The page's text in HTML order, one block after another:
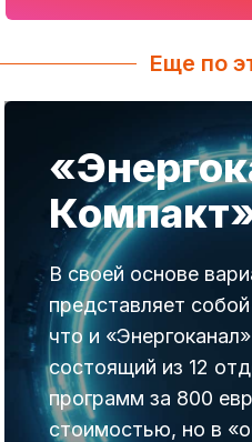
Еще по
В своей основе
представляет
что и
состоящий из 12
программ за 800
стоимостью, но в